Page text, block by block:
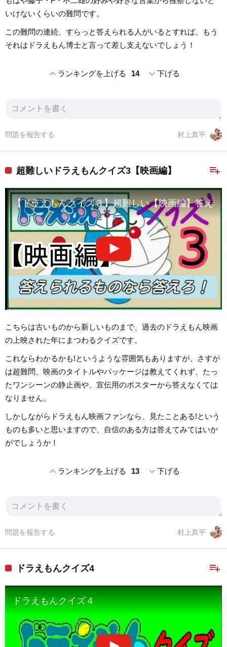
いけないくらいの難問です。
この難問の連続、すらっと答えられる人がいるとすれば、もう
それはドラえもん博士と言って差し支えないでしょう！
expand_lessランキングを上げる 14 expand_more下げる
村上真平
問題を報告する
playlist_add
超難しいドラえもんクイズ3【映画編】
【ドラえもんクイズ３】超難しい【映画編】答えれ
こちらは古いものから新しいものまで、過去のドラえもん映画
の上映された年にまつわるクイズです。
これならわかるかも!というような雰囲気もありますが、さすが
は超難問、映画のタイトルやパッケージは教えてくれず、たっ
たワンシーンの静止画や、宣伝用のポスターから答えなくては
なりません。
しかしながらドラえもん映画ファンなら、見たことある!という
ものも多いと思いますので、自信のある方は答えてみてはいか
がでしょうか！
expand_lessランキングを上げる 13 expand_more下げる
村上真平
問題を報告する
playlist_add
ドラえもんクイズ4
ドラえもんクイズ４